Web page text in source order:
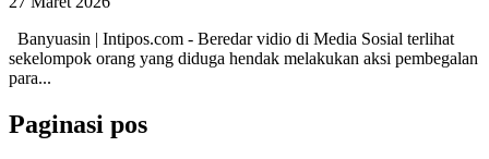
Banyuasin | Intipos.com - Beredar vidio di Media Sosial terlihat
sekelompok orang yang diduga hendak melakukan aksi pembegalan
para...
Paginasi pos